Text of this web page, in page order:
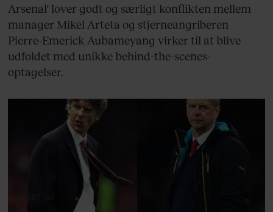
Arsenal' lover godt og særligt konflikten mellem
manager Mikel Arteta og stjerneangriberen
Pierre-Emerick Aubameyang virker til at blive
udfoldet med unikke behind-the-scenes-
optagelser.